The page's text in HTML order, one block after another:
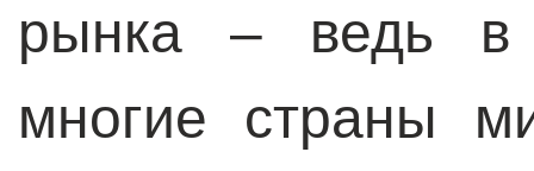
рынка – ведь в
многие страны